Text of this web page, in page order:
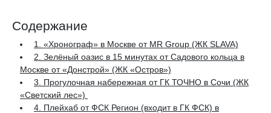
Содержание
1. «Хронограф» в Москве от MR Group (ЖК SLAVA)
2. Зелёный оазис в 15 минутах от Садового кольца в
Москве от «Донстрой» (ЖК «Остров»)
3. Прогулочная набережная от ГК ТОЧНО в Сочи (ЖК
«Светский лес»)
4. Плейхаб от ФСК Регион (входит в ГК ФСК) в